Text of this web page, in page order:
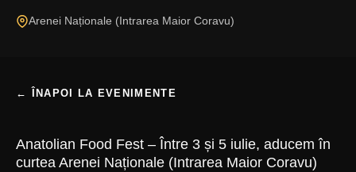
Arenei Naționale (Intrarea Maior Coravu)
← ÎNAPOI LA EVENIMENTE
Anatolian Food Fest – Între 3 și 5 iulie, aducem în
curtea Arenei Naționale (Intrarea Maior Coravu)